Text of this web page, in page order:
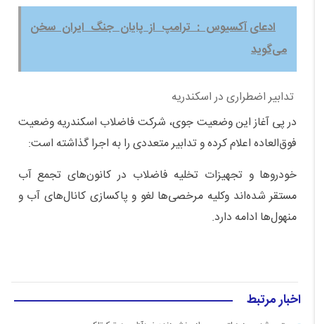
ادعای آکسیوس :‌ ترامپ از پایان جنگ ایران سخن
می‌گوید
تدابیر اضطراری در اسکندریه
در پی آغاز این وضعیت جوی، شرکت فاضلاب اسکندریه وضعیت
فوق‌العاده اعلام کرده و تدابیر متعددی را به اجرا گذاشته است:
خودروها و تجهیزات تخلیه فاضلاب در کانون‌های تجمع آب
مستقر شده‌اند وکلیه مرخصی‌ها لغو و پاکسازی کانال‌های آب و
منهول‌ها ادامه دارد.
اخبار مرتبط